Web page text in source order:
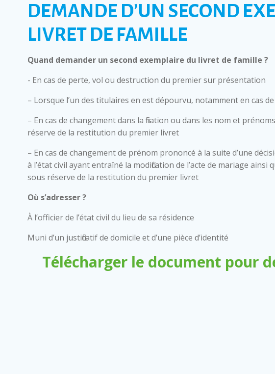
DEMANDE D’UN SECOND
LIVRET DE FAMILLE
Quand demander un second exemplaire du livret de famille ?
- En cas de perte, vol ou destruction du premier sur présentation
– Lorsque l’un des titulaires en est dépourvu, notamment en cas
– En cas de changement dans la filiation ou dans les nom et
réserve de la restitution du premier livret
– En cas de changement de prénom prononcé à la suite d’une
à l’état civil ayant entraîné la modification de l’acte de mariage ainsi
sous réserve de la restitution du premier livret
Où s’adresser ?
À l’officier de l’état civil du lieu de sa résidence
Muni d’un justificatif de domicile et d’une pièce d’identité
Télécharger le document pour